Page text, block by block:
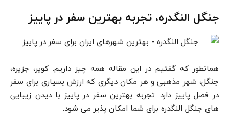
جنگل النگدره، تجربه بهترین سفر در پاییز
همانطور که گفتیم در این مقاله همه چیز داریم. کویر، جزیره،
جنگل، شهر مذهبی و هر مکان دیگری که ارزش بسیاری برای سفر
در فصل پاییز دارد. تجربه بهترین سفر در پاییز با دیدن زیبایی
های جنگل النگدره برای شما امکان پذیر می شود.